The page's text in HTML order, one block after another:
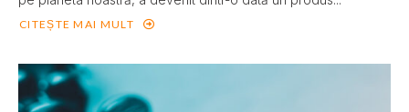
CITEȘTE MAI MULT